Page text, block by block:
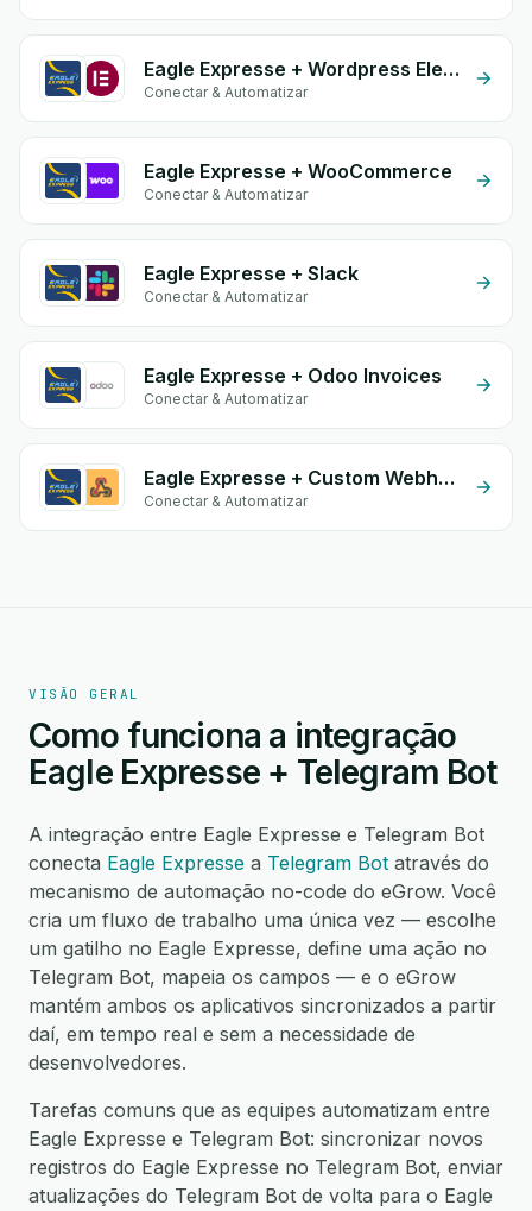
Eagle Expresse + Wordpress Elementor
Conectar & Automatizar
Eagle Expresse + WooCommerce
Conectar & Automatizar
Eagle Expresse + Slack
Conectar & Automatizar
Eagle Expresse + Odoo Invoices
Conectar & Automatizar
Eagle Expresse + Custom Webhook
Conectar & Automatizar
VISÃO GERAL
Como funciona a integração
Eagle Expresse + Telegram Bot
A integração entre Eagle Expresse e Telegram Bot
conecta Eagle Expresse a Telegram Bot através do
mecanismo de automação no-code do eGrow. Você
cria um fluxo de trabalho uma única vez — escolhe
um gatilho no Eagle Expresse, define uma ação no
Telegram Bot, mapeia os campos — e o eGrow
mantém ambos os aplicativos sincronizados a partir
daí, em tempo real e sem a necessidade de
desenvolvedores.
Tarefas comuns que as equipes automatizam entre
Eagle Expresse e Telegram Bot: sincronizar novos
registros do Eagle Expresse no Telegram Bot, enviar
atualizações do Telegram Bot de volta para o Eagle